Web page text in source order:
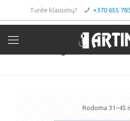
Turite klausimų? +370 655
Jungimo
Rodoma 31–45